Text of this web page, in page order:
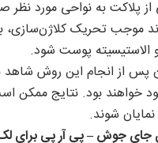
پلاکت به نواحی مورد نظر
موجب تحریک کلاژن‌سازی،
الاستیسیته پوست شود.
پس از انجام این روش شاهد
خواهند بود. نتایج ممکن
شوند.